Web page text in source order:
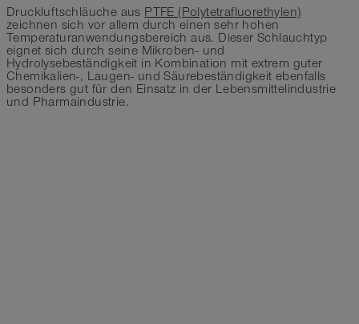
Druckluftschläuche aus PTFE (Polytetrafluorethylen)
zeichnen sich vor allem durch einen sehr hohen
Temperaturanwendungsbereich aus. Dieser Schlauchtyp
eignet sich durch seine Mikroben- und
Hydrolysebeständigkeit in Kombination mit extrem guter
Chemikalien-, Laugen- und Säurebeständigkeit ebenfalls
besonders gut für den Einsatz in der Lebensmittelindustrie
und Pharmaindustrie.